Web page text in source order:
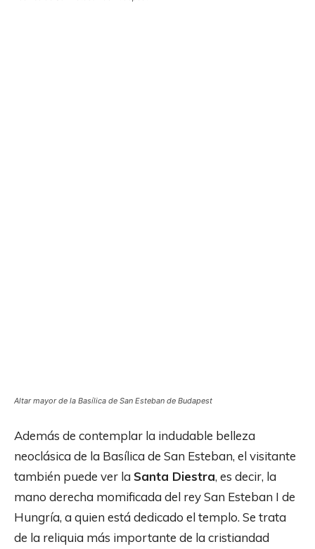
Altar mayor de la Basílica de San Esteban de Budapest
Además de contemplar la indudable belleza
neoclásica de la Basílica de San Esteban, el visitante
también puede ver la Santa Diestra, es decir, la
mano derecha momificada del rey San Esteban I de
Hungría, a quien está dedicado el templo. Se trata
de la reliquia más importante de la cristiandad